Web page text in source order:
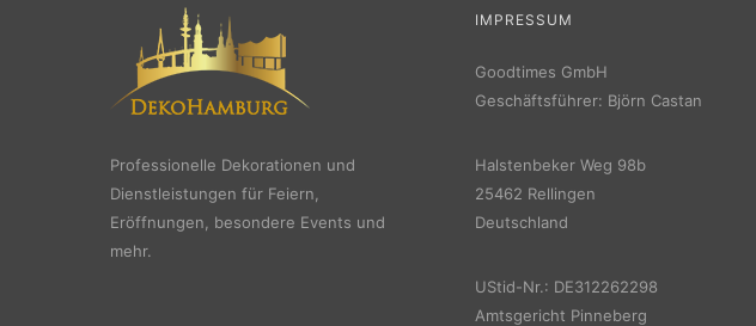
Professionelle Dekorationen und
Dienstleistungen für Feiern,
Eröffnungen, besondere Events und
mehr.
IMPRESSUM
Goodtimes GmbH
Geschäftsführer: Björn Castan
Halstenbeker Weg 98b
25462 Rellingen
Deutschland
UStid-Nr.: DE312262298
Amtsgericht Pinneberg